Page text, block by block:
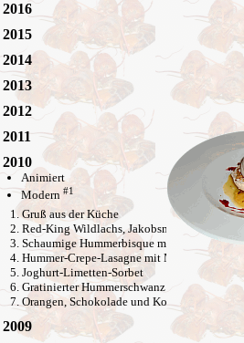
2016
2015
2014
2013
2012
2011
2010
Animiert
Modern #1
Gruß aus der Küche
Red-King Wildlachs, Jakobsmuschel und
Schaumige Hummerbisque mit gebratenem
Hummer-Crepe-Lasagne mit Meeräsche und
Joghurt-Limetten-Sorbet
Gratinierter Hummerschwanz mit Gemüse
Orangen, Schokolade und Kokos
2009